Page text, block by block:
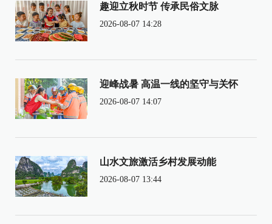
趣迎立秋时节 传承民俗文脉
2026-08-07 14:28
迎峰战暑 高温一线的坚守与关怀
2026-08-07 14:07
山水文旅激活乡村发展动能
2026-08-07 13:44